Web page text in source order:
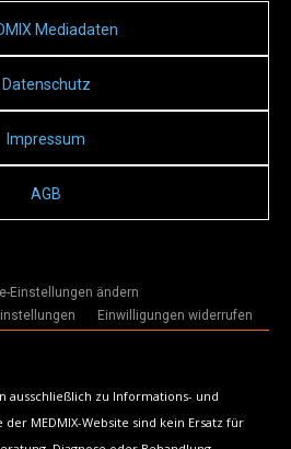
Mediadaten
Datenschutz
Impressum
AGB
Einstellungen ändern
Einwilligungen widerrufen
ausschließlich zu Informations- und
MEDMIX-Website sind kein Ersatz für